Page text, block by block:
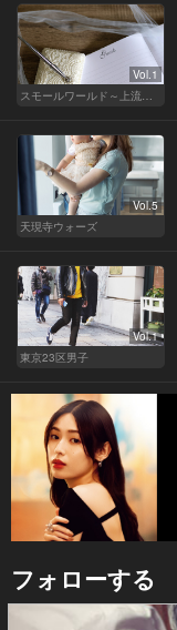
Vol.1
Vol.5
天現寺ウォーズ
Vol.1
東京23区男子
フォローする